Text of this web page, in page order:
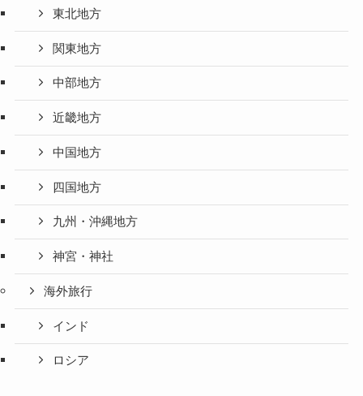
東北地方
関東地方
中部地方
近畿地方
中国地方
四国地方
九州・沖縄地方
神宮・神社
海外旅行
インド
ロシア